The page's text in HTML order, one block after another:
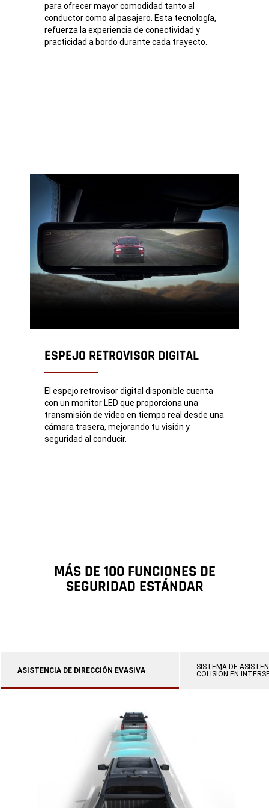
para ofrecer mayor comodidad tanto al
conductor como al pasajero. Esta tecnología,
refuerza la experiencia de conectividad y
practicidad a bordo durante cada trayecto.
ESPEJO RETROVISOR DIGITAL
El espejo retrovisor digital disponible cuenta
con un monitor LED que proporciona una
transmisión de video en tiempo real desde una
cámara trasera, mejorando tu visión y
seguridad al conducir.
MÁS DE 100 FUNCIONES DE
SEGURIDAD ESTÁNDAR
ASISTENCIA DE DIRECCIÓN EVASIVA
SISTEMA DE
COLISIÓN EN